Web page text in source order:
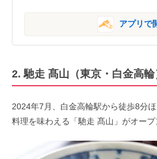
アプリで
2. 馳走 髙山（東京・白金高輪
2024年7月、白金高輪駅から徒歩8分
料理を味わえる「馳走 髙山」がオープ